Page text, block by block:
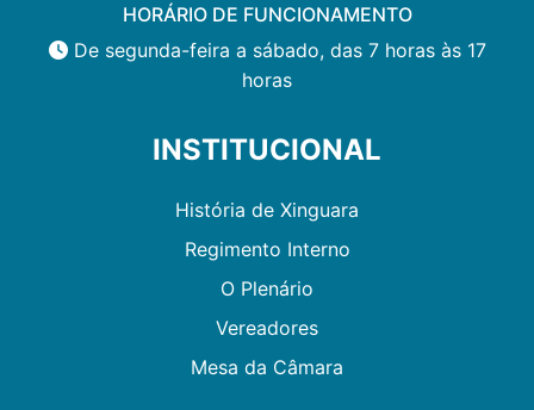
HORÁRIO DE FUNCIONAMENTO
De segunda-feira a sábado, das 7 horas às 17
horas
INSTITUCIONAL
História de Xinguara
Regimento Interno
O Plenário
Vereadores
Mesa da Câmara